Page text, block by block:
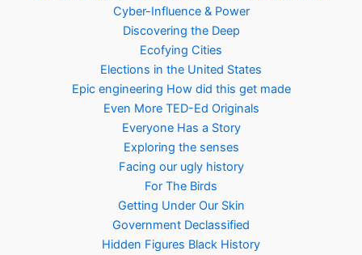
Cyber-Influence & Power
Discovering the Deep
Ecofying Cities
Elections in the United States
Epic engineering How did this get made
Even More TED-Ed Originals
Everyone Has a Story
Exploring the senses
Facing our ugly history
For The Birds
Getting Under Our Skin
Government Declassified
Hidden Figures Black History